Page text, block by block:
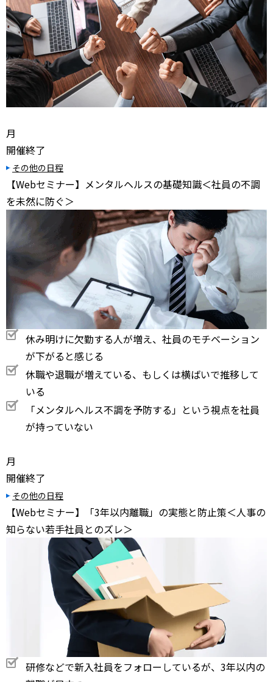
月
開催終了
その他の日程
【Webセミナー】メンタルヘルスの基礎知識＜社員の不調
を未然に防ぐ＞
休み明けに欠勤する人が増え、社員のモチベーション
が下がると感じる
休職や退職が増えている、もしくは横ばいで推移して
いる
「メンタルヘルス不調を予防する」という視点を社員
が持っていない
月
開催終了
その他の日程
【Webセミナー】「3年以内離職」の実態と防止策＜人事の
知らない若手社員とのズレ＞
研修などで新入社員をフォローしているが、3年以内の